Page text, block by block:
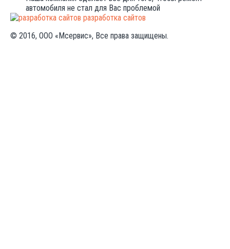
автомобиля не стал для Вас проблемой
разработка сайтов
© 2016, ООО «Мсервис», Все права защищены.